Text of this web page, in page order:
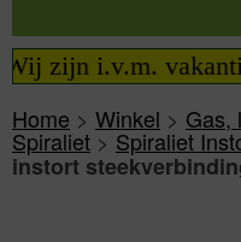
i.v.m. vakantie
Home > Winkel > Gas,
Spiraliet>Spiraliet
instort